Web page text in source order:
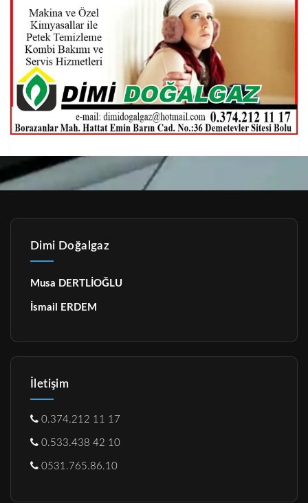
Dimi Doğalgaz
Musa DERTLİOĞLU
İsmail ERDEM
İletişim
0.374.212 11 17
0.533.438 42 10
0531.765.86.10